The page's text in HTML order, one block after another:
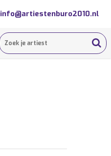
info@artiestenburo2010.nl